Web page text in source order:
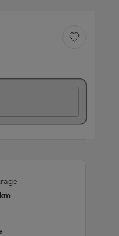
Sauvegarder le